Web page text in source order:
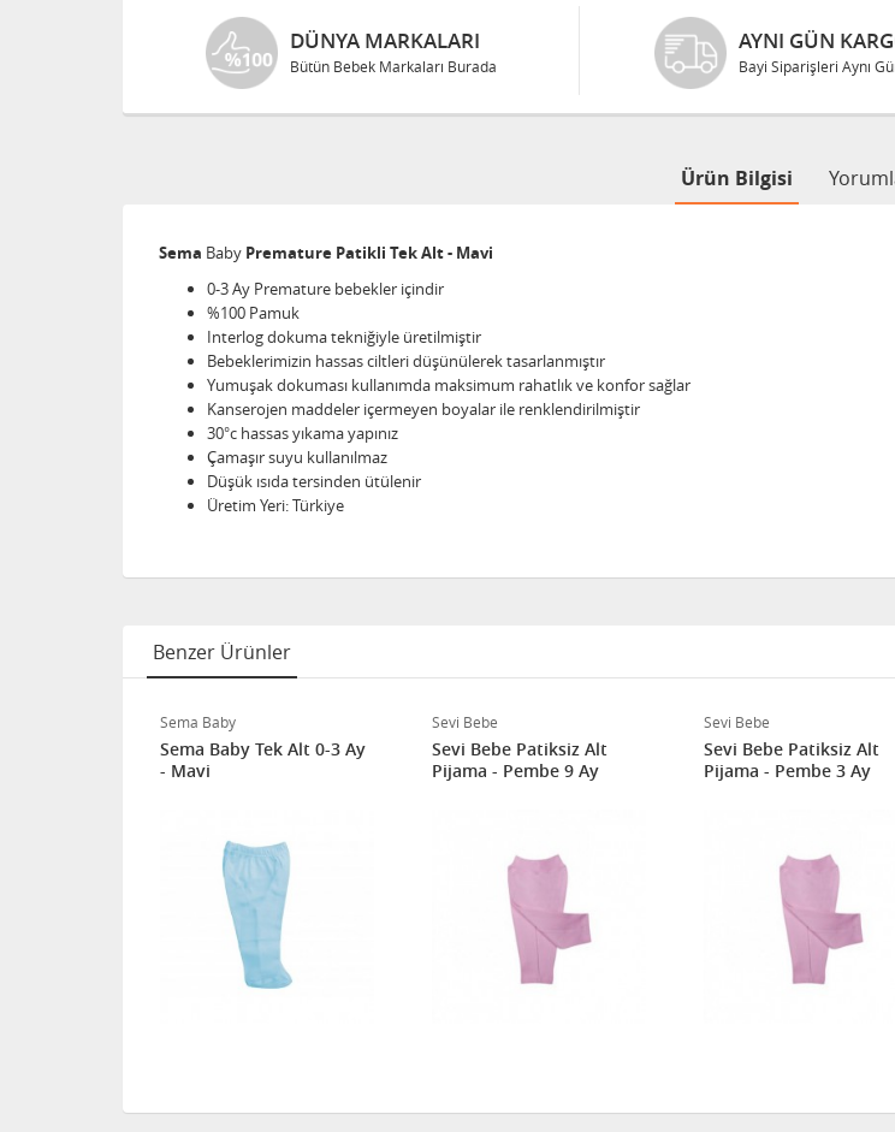
DÜNYA MARKALARI
Bütün Bebek Markaları Burada
AYNI GÜN
Bayi Siparişleri Aynı
Ürün Bilgisi
Sema Baby Premature Patikli Tek Alt - Mavi
0-3 Ay Premature bebekler içindir
%100 Pamuk
Interlog dokuma tekniğiyle üretilmiştir
Bebeklerimizin hassas ciltleri düşünülerek tasarlanmıştır
Yumuşak dokuması kullanımda maksimum rahatlık ve konfor sağlar
Kanserojen maddeler içermeyen boyalar ile renklendirilmiştir
30°c hassas yıkama yapınız
Çamaşır suyu kullanılmaz
Düşük ısıda tersinden ütülenir
Üretim Yeri: Türkiye
Benzer Ürünler
Sema Baby
Sema Baby Tek Alt 0-3 Ay
- Mavi
Sevi Bebe
Sevi Bebe Patiksiz Alt
Pijama - Pembe 9 Ay
Sevi Bebe
Sevi Bebe Patiksiz Alt
Pijama - Pembe 3 Ay